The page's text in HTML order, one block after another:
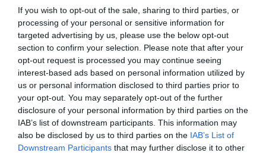
If you wish to opt-out of the sale, sharing to third parties, or
processing of your personal or sensitive information for
targeted advertising by us, please use the below opt-out
section to confirm your selection. Please note that after your
opt-out request is processed you may continue seeing
interest-based ads based on personal information utilized by
us or personal information disclosed to third parties prior to
your opt-out. You may separately opt-out of the further
disclosure of your personal information by third parties on the
IAB’s list of downstream participants. This information may
also be disclosed by us to third parties on the IAB’s List of
Downstream Participants that may further disclose it to other
man kapslat in mRNA strängen i en nano-partikel.
RNA-strängen har också modifierats för att vara
mindre inflammatorisk. Problemet med nanopartiklar
rent generellt, är att de kan komma in i blodströmmen
och passera hjärnbarriären, vilket kanske inte är så
lämpligt. Kommer den modifierade mRNA-segmentet
att stanna i cellerna?
Vaccin med dessa nya tekniker förväntas komma i
bruk för covidvaccinering inom kort. Alla tre
läkemedelsföretag rapporterar hög påstådd